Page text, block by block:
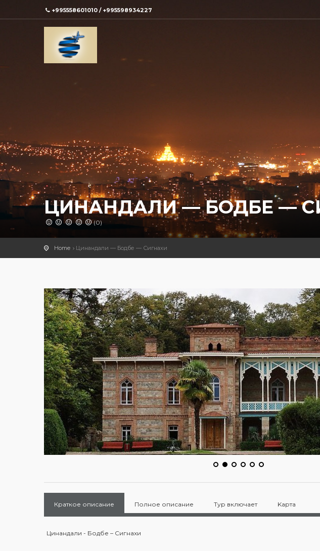
+995558601010 / +995598934227
ЦИНАНДАЛИ — БОДБЕ —
(0)
Home Цинандали — Бодбе — Сигнахи
Краткое описание Полное описание Тур включает Kарта
Цинандали - Бодбе – Сигнахи